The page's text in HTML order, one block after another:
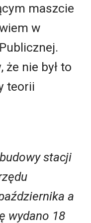
maszcie
w
że nie był to
teorii
stacji
a
wydano 18